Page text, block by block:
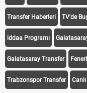
Transfer Haberleri TV'de
iddaa Programı
Galatasaray Transfer
Trabzonspor Transfer